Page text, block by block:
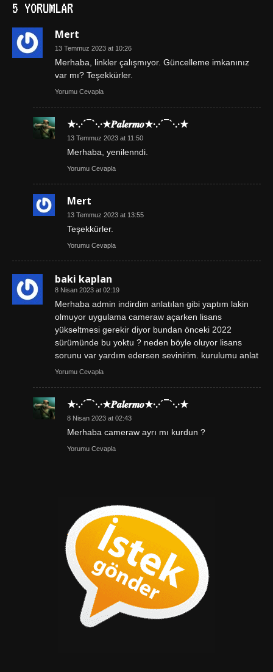
5 YORUMLAR
Mert
13 Temmuz 2023 at 10:26
Merhaba, linkler çalışmıyor. Güncelleme imkanınız
var mı? Teşekkürler.
Yorumu Cevapla
★·.·´¯`·.·★𝑷𝒂𝒍𝒆𝒓𝒎𝒐★·.·´¯`·.·★
13 Temmuz 2023 at 11:50
Merhaba, yenilenndi.
Yorumu Cevapla
Mert
13 Temmuz 2023 at 13:55
Teşekkürler.
Yorumu Cevapla
baki kaplan
8 Nisan 2023 at 02:19
Merhaba admin indirdim anlatılan gibi yaptım lakin
olmuyor uygulama cameraw açarken lisans
yükseltmesi gerekir diyor bundan önceki 2022
sürümünde bu yoktu ? neden böyle oluyor lisans
sorunu var yardım edersen sevinirim. kurulumu anlat
Yorumu Cevapla
★·.·´¯`·.·★𝑷𝒂𝒍𝒆𝒓𝒎𝒐★·.·´¯`·.·★
8 Nisan 2023 at 02:43
Merhaba cameraw ayrı mı kurdun ?
Yorumu Cevapla